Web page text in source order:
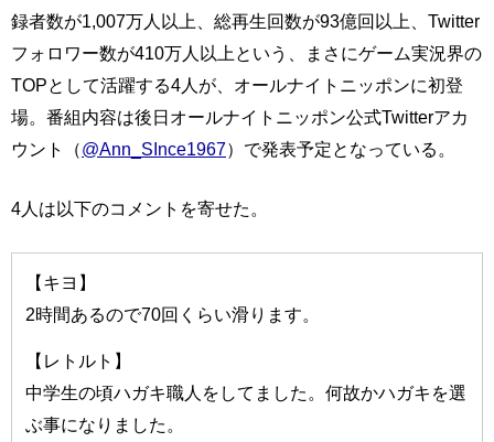
録者数が1,007万人以上、総再生回数が93億回以上、Twitter
フォロワー数が410万人以上という、まさにゲーム実況界の
TOPとして活躍する4人が、オールナイトニッポンに初登
場。番組内容は後日オールナイトニッポン公式Twitterアカ
ウント（@Ann_SInce1967）で発表予定となっている。
4人は以下のコメントを寄せた。
【キヨ】
2時間あるので70回くらい滑ります。
【レトルト】
中学生の頃ハガキ職人をしてました。何故かハガキを選
ぶ事になりました。